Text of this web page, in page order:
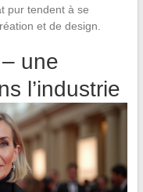
pur tendent à se
et de design.
une
l’industrie